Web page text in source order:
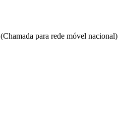
(Chamada para rede móvel nacional)